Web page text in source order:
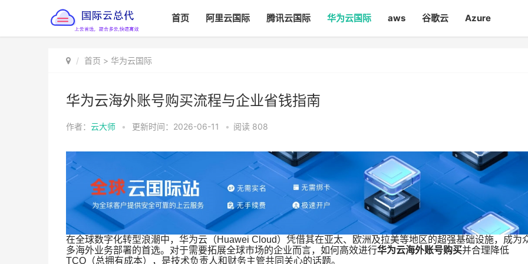
首页 阿里云国际 腾讯云国际 华为云国际 aws 谷歌云 Azure
首页 > 华为云国际
华为云海外账号购买流程与企业省钱指南
作者： 云大师 • 更新时间：2026-06-11 • 阅读 808
在全球数字化转型浪潮中，华为云（Huawei Cloud）凭借其在亚太、欧洲及拉美等地区的超强基础设施，成为
多海外业务部署的首选。对于需要拓展全球市场的企业而言，如何高效进行华为云海外账号购买并合理降低
TCO（总拥有成本），是技术负责人和财务主管共同关心的话题。